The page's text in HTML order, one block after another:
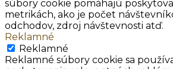
súbory cookie pomáhajú
metrikách, ako je počet
odchodov, zdroj návštevnosti atď.
Reklamné
Reklamné
Reklamné súbory cookie sa